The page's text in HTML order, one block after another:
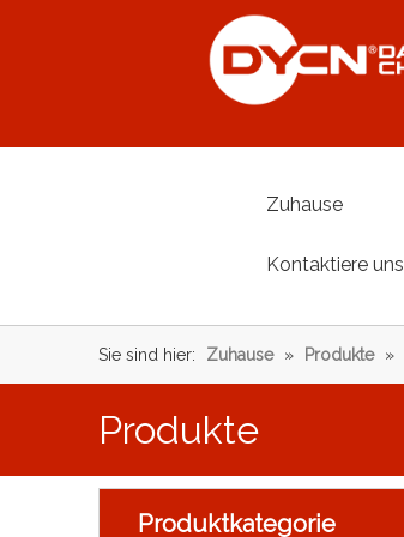
Zuhause
Kontaktiere uns
Sie sind hier: Zuhause » Produkte »
Produkte
Produktkategorie